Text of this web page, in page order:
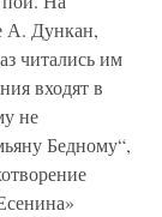
А. Дункан,
читались им
входят в
не
Бедному“,